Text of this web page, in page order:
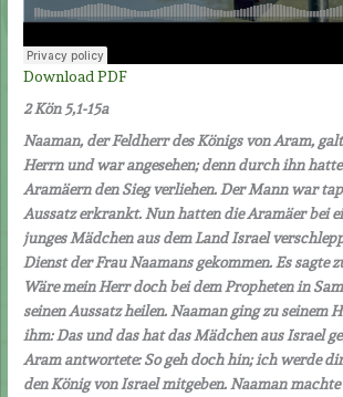
Download PDF
2 Kön 5,1-15a
Naaman, der Feldherr des Königs von Aram,
Herrn und war angesehen; denn durch ihn
Aramäern den Sieg verliehen. Der Mann war
Aussatz erkrankt. Nun hatten die Aramäer bei
junges Mädchen aus dem Land Israel
Dienst der Frau Naamans gekommen. Es sagte
Wäre mein Herr doch bei dem Propheten in
seinen Aussatz heilen. Naaman ging zu seinem
ihm: Das und das hat das Mädchen aus Israel
Aram antwortete: So geh doch hin; ich werde
den König von Israel mitgeben. Naaman